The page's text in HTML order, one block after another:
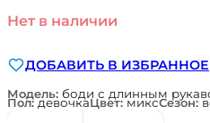
Нет в наличии
ДОБАВИТЬ В ИЗБРАННОЕ
Модель: боди с длинным
Пол:девочкаЦвет:миксСезон: